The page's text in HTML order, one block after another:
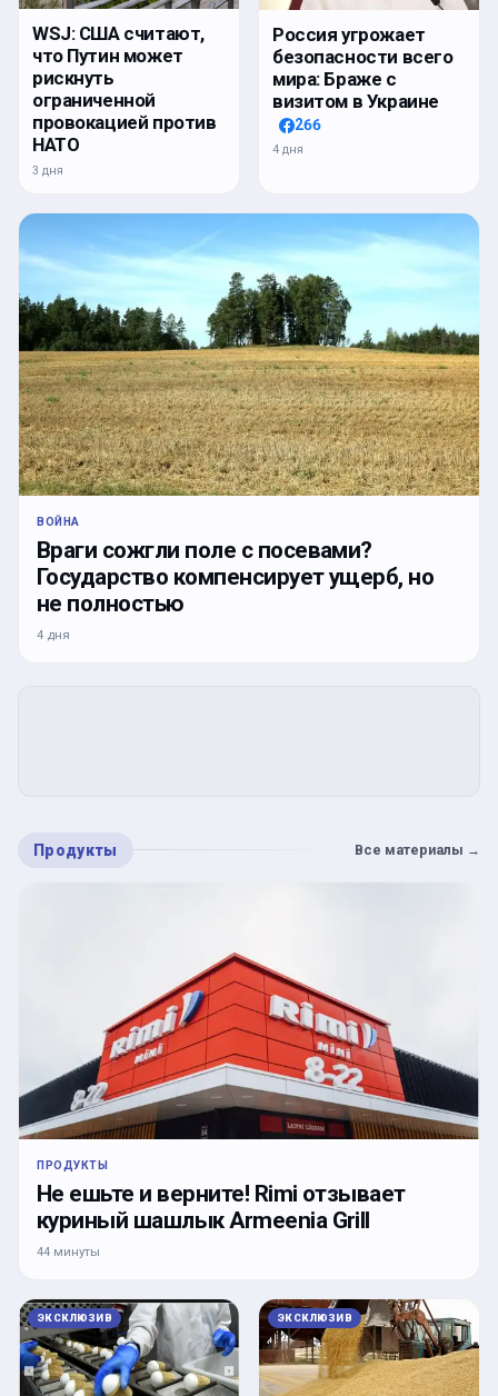
WSJ: США считают,
что Путин может
рискнуть
ограниченной
провокацией против
НАТО
3 дня
Россия угрожает
безопасности всего
мира: Браже с
визитом в Украине
266
4 дня
ВОЙНА
Враги сожгли поле с посевами?
Государство компенсирует ущерб, но
не полностью
4 дня
Продукты Все материалы →
ПРОДУКТЫ
Не ешьте и верните! Rimi отзывает
куриный шашлык Armeenia Grill
44 минуты
ЭКСКЛЮЗИВ ЭКСКЛЮЗИВ